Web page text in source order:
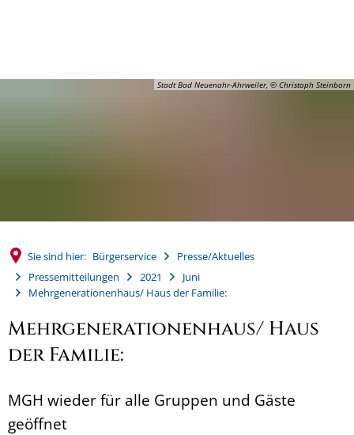
Stadt Bad Neuenahr-Ahrweiler, © Christoph Steinborn
Sie sind hier: Bürgerservice
Presse/Aktuelles
Pressemitteilungen
2021
Juni
Mehrgenerationenhaus/ Haus der Familie:
Mehrgenerationenhaus/ Haus
der Familie:
MGH wieder für alle Gruppen und Gäste
geöffnet